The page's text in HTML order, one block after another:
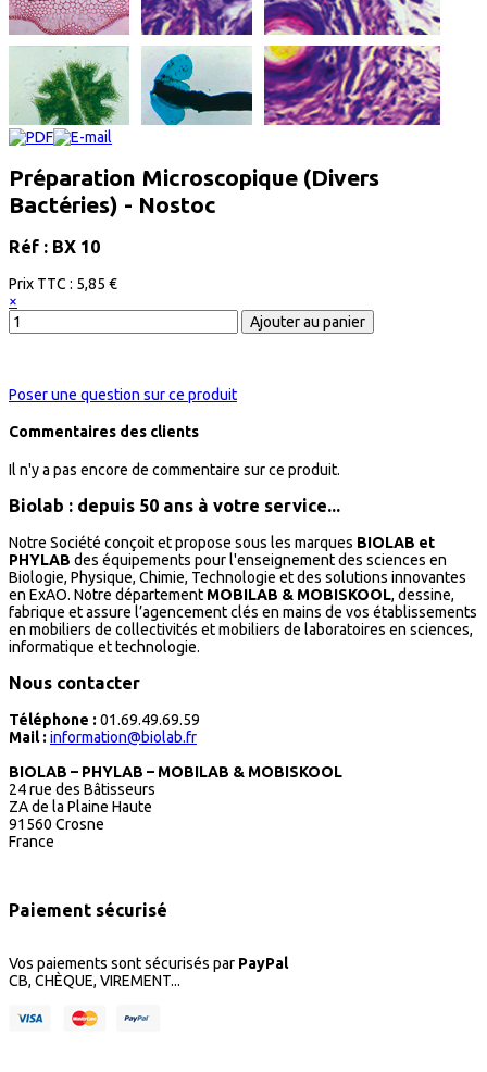
Préparation Microscopique (Divers
Bactéries) - Nostoc
Réf : BX 10
Prix ​​TTC : 5,85 €
×
Poser une question sur ce produit
Commentaires des clients
Il n'y a pas encore de commentaire sur ce produit.
Biolab : depuis 50 ans à votre service...
Notre Société conçoit et propose sous les marques BIOLAB et
PHYLAB des équipements pour l'enseignement des sciences en
Biologie, Physique, Chimie, Technologie et des solutions innovantes
en ExAO. Notre département MOBILAB & MOBISKOOL, dessine,
fabrique et assure l’agencement clés en mains de vos établissements
en mobiliers de collectivités et mobiliers de laboratoires en sciences,
informatique et technologie.
Nous contacter
Téléphone : 01.69.49.69.59
Mail : information@biolab.fr
BIOLAB – PHYLAB – MOBILAB & MOBISKOOL
24 rue des Bâtisseurs
ZA de la Plaine Haute
91560 Crosne
France
Paiement sécurisé
Vos paiements sont sécurisés par PayPal
CB, CHÈQUE, VIREMENT...